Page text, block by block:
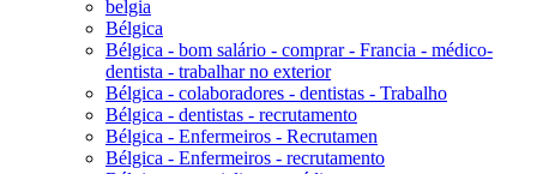
belgia
Bélgica
Bélgica - bom salário - comprar - Francia - médico-
dentista - trabalhar no exterior
Bélgica - colaboradores - dentistas - Trabalho
Bélgica - dentistas - recrutamento
Bélgica - Enfermeiros - Recrutamen
Bélgica - Enfermeiros - recrutamento